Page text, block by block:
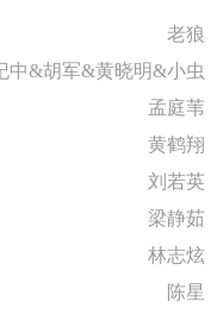
老狼
中&胡军&黄晓明&小虫
孟庭苇
黄鹤翔
刘若英
梁静茹
林志炫
陈星